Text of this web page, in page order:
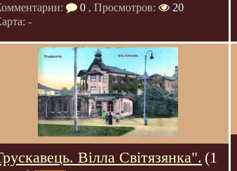
0 , Просмотров:
20
-
Вілла Світязянка". (1